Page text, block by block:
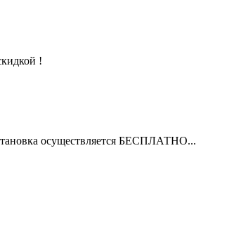
!
осуществляется БЕСПЛАТНО...